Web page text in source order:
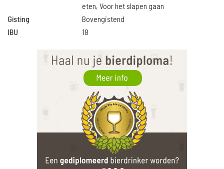
eten, Voor het slapen gaan
Gisting
Bovengistend
IBU
18